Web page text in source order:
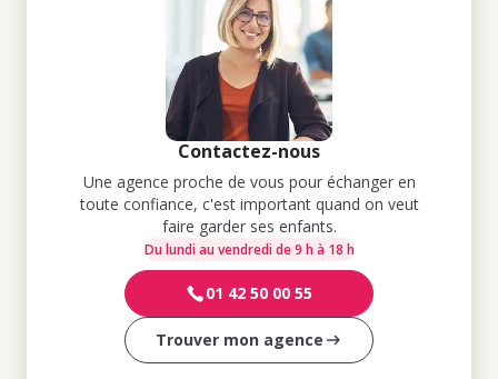
Contactez-nous
Une agence proche de vous pour échanger en
toute confiance, c'est important quand on veut
faire garder ses enfants.
Du lundi au vendredi de 9 h à 18 h
01 42 50 00 55
Trouver mon agence